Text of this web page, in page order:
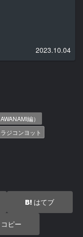
2023.10.04
編）
ラジコンヨット
はてブ
コピー